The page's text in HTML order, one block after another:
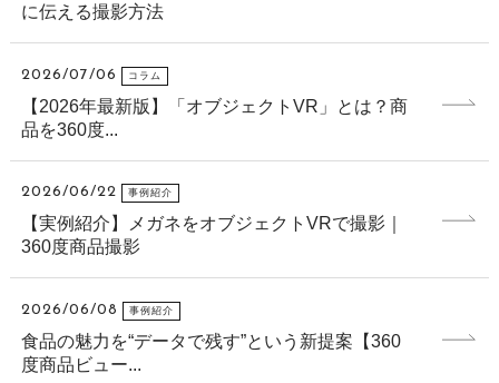
に伝える撮影方法
2026/07/06 コラム
【2026年最新版】「オブジェクトVR」とは？商
品を360度...
2026/06/22 事例紹介
【実例紹介】メガネをオブジェクトVRで撮影｜
360度商品撮影
2026/06/08 事例紹介
食品の魅力を“データで残す”という新提案【360
度商品ビュー...